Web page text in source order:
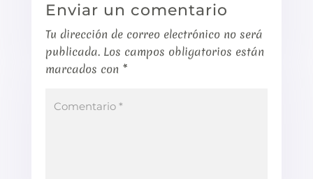
Enviar un comentario
Tu dirección de correo electrónico no será
publicada. Los campos obligatorios están
marcados con *